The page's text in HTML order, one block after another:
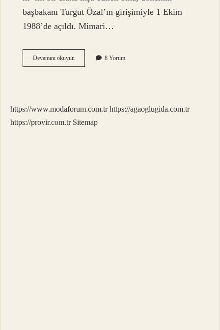
başbakanı Turgut Özal’ın girişimiyle 1 Ekim
1988’de açıldı. Mimari…
Devamını okuyunTürkiyede
Kaç
8 Yorum
https://www.modaforum.com.tr https://agaoglugida.com.tr
https://provir.com.tr Sitemap